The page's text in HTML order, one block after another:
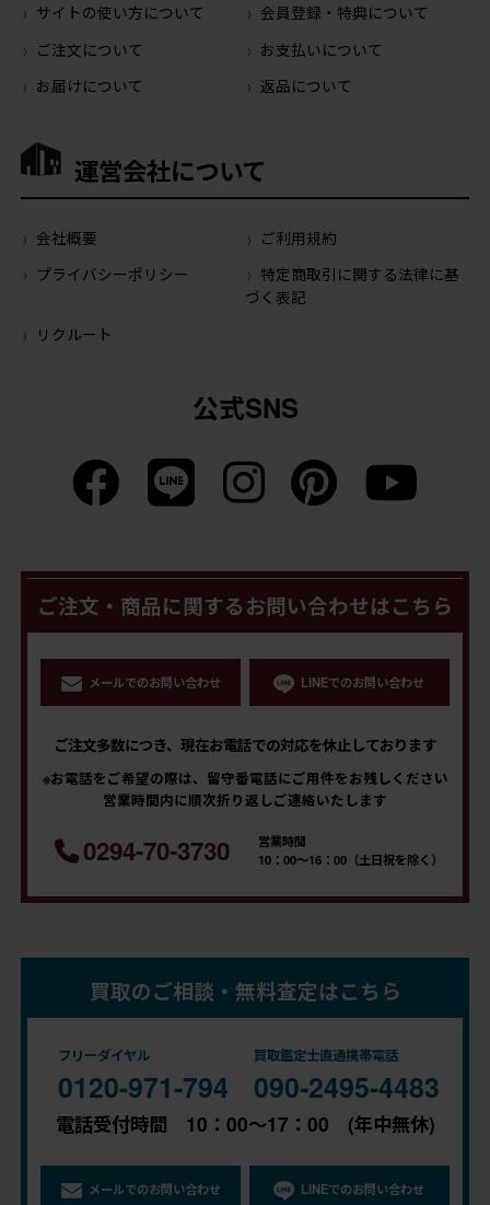
サイトの使い方について
会員登録・特典について
ご注文について
お支払いについて
お届けについて
返品について
運営会社について
会社概要
ご利用規約
プライバシーポリシー
特定商取引に関する法律に基
づく表記
リクルート
公式SNS
ご注文・商品に関するお問い合わせはこちら
メールでのお問い合わせ LINEでのお問い合わせ
ご注文多数につき、現在お電話での対応を休止しております
※お電話をご希望の際は、留守番電話にご用件をお残しください
営業時間内に順次折り返しご連絡いたします
0294-70-3730
営業時間
10：00～16：00（土日祝を除く）
買取のご相談・無料査定はこちら
フリーダイヤル
0120-971-794
買取鑑定士直通携帯電話
090-2495-4483
電話受付時間 10：00～17：00 (年中無休)
メールでのお問い合わせ LINEでのお問い合わせ